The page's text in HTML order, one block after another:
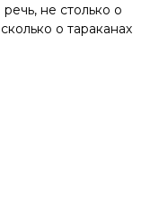
не столько о
о тараканах